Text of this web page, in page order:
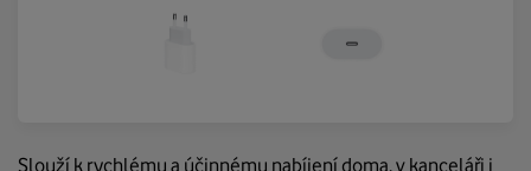
Slouží k rychlému a účinnému nabíjení doma, v kanceláři i